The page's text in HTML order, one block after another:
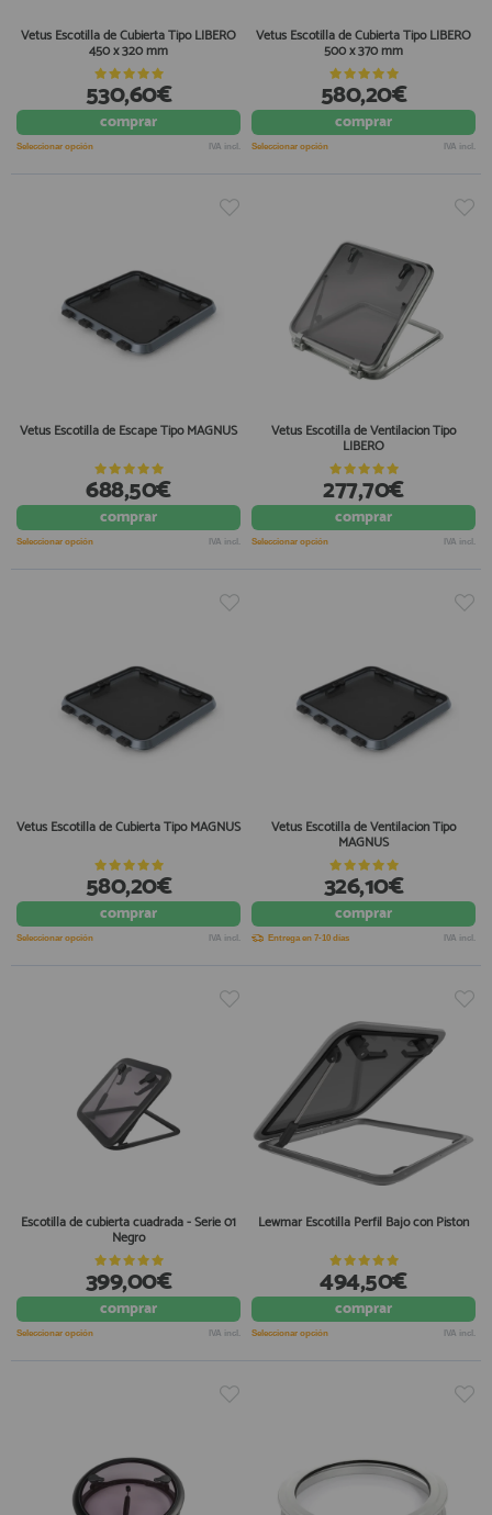
Vetus Escotilla de Cubierta Tipo LIBERO
450 x 320 mm
530,60€
comprar
Seleccionar opción IVA incl.
Vetus Escotilla de Cubierta Tipo LIBERO
500 x 370 mm
580,20€
comprar
Seleccionar opción IVA incl.
Vetus Escotilla de Escape Tipo MAGNUS
688,50€
comprar
Seleccionar opción IVA incl.
Vetus Escotilla de Ventilacion Tipo
LIBERO
277,70€
comprar
Seleccionar opción IVA incl.
Vetus Escotilla de Cubierta Tipo MAGNUS
580,20€
comprar
Seleccionar opción IVA incl.
Vetus Escotilla de Ventilacion Tipo
MAGNUS
326,10€
comprar
Entrega en 7-10 días IVA incl.
Escotilla de cubierta cuadrada - Serie 01
Negro
399,00€
comprar
Seleccionar opción IVA incl.
Lewmar Escotilla Perfil Bajo con Piston
494,50€
comprar
Seleccionar opción IVA incl.